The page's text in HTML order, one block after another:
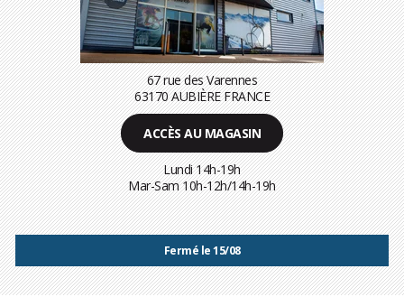
67 rue des Varennes
63170 AUBIÈRE FRANCE
ACCÈS AU MAGASIN
Lundi 14h-19h
Mar-Sam 10h-12h/14h-19h
Fermé le 15/08